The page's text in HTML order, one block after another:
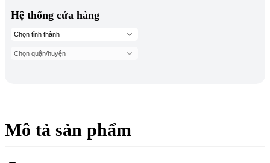
Hệ thống cửa hàng
Mô tả sản phẩm